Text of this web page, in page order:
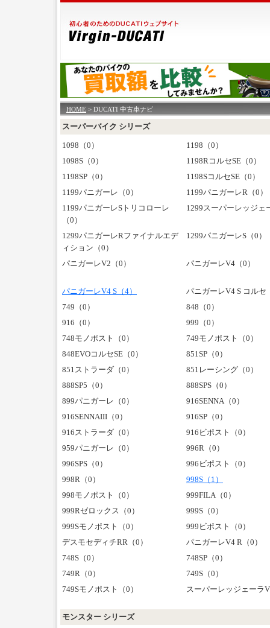
HOME > DUCATI 中古車ナビ
スーパーバイク シリーズ
1098（0）
1198（0）
1098S（0）
1198RコルセSE（0）
1198SP（0）
1198SコルセSE（0）
1199パニガーレ（0）
1199パニガーレR（0）
1199パニガーレSトリコローレ
（0）
1299スーパーレッジェ
1299パニガーレRファイナルエデ
ィション（0）
1299パニガーレS（0）
パニガーレV2（0） パニガーレV4（0）
パニガーレV4 S（4）
パニガーレV4 S コルセ
749（0）
848（0）
916（0）
999（0）
748モノポスト（0）
749モノポスト（0）
848EVOコルセSE（0）
851SP（0）
851ストラーダ（0）
851レーシング（0）
888SP5（0）
888SPS（0）
899パニガーレ（0）
916SENNA（0）
916SENNAIII（0）
916SP（0）
916ストラーダ（0）
916ビポスト（0）
959パニガーレ（0）
996R（0）
996SPS（0）
996ビポスト（0）
998R（0）
998S（1）
998モノポスト（0）
999FILA（0）
999Rゼロックス（0）
999S（0）
999Sモノポスト（0）
999ビポスト（0）
デスモセディチRR（0）
パニガーレV4 R（0）
748S（0）
748SP（0）
749R（0）
749S（0）
749Sモノポスト（0）
スーパーレッジェーラ
モンスター シリーズ